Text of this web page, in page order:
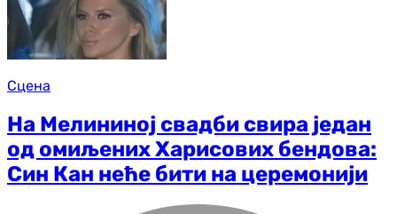
Сцена
На Мелининој свадби свира један
од омиљених Харисових бендова:
Син Кан неће бити на церемонији